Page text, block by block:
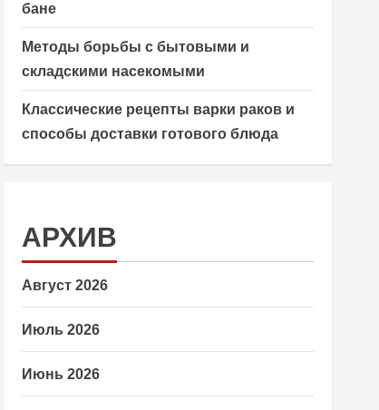
бане
Методы борьбы с бытовыми и
складскими насекомыми
Классические рецепты варки раков и
способы доставки готового блюда
АРХИВ
Август 2026
Июль 2026
Июнь 2026